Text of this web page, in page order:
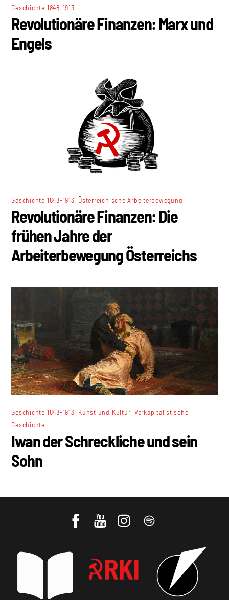
Geschichte 1848-1913
Revolutionäre Finanzen: Marx und
Engels
Geschichte 1848-1913 Österreichische Arbeiterbewegung
Revolutionäre Finanzen: Die
frühen Jahre der
Arbeiterbewegung Österreichs
Geschichte 1848-1913 Kunst und Kultur Vorkapitalistische
Geschichte
Iwan der Schreckliche und sein
Sohn